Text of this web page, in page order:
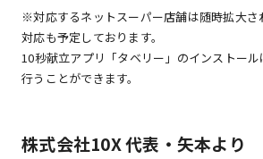
※対応するネットスーパー店舗は随時拡大さ
対応も予定しております。
10秒献立アプリ「タベリー」のインストール
行うことができます。
株式会社10X 代表・矢本より